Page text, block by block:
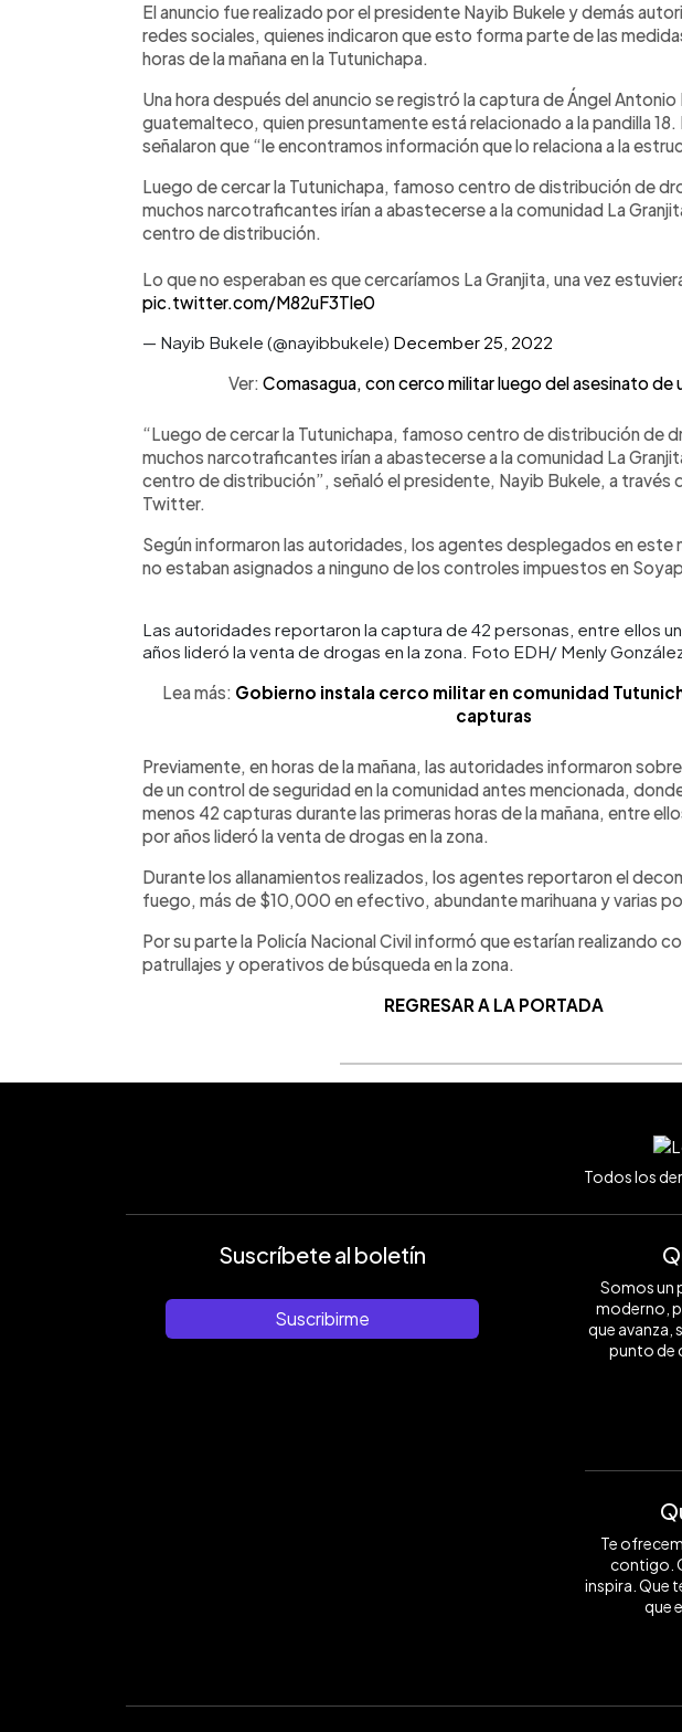
El anuncio fue realizado por el presidente Nayib Bukele y demás
redes sociales, quienes indicaron que esto forma parte de las
horas de la mañana en la Tutunichapa.
Una hora después del anuncio se registró la captura de Ángel
guatemalteco, quien presuntamente está relacionado a la pandilla
señalaron que “le encontramos información que lo relaciona a la
Luego de cercar la Tutunichapa, famoso centro de distribución de
muchos narcotraficantes irían a abastecerse a la comunidad La
centro de distribución.
Lo que no esperaban es que cercaríamos La Granjita, una vez
pic.twitter.com/M82uF3Tle0
— Nayib Bukele (@nayibbukele) December 25, 2022
Ver: Comasagua, con cerco militar luego del asesinato de
“Luego de cercar la Tutunichapa, famoso centro de distribución de
muchos narcotraficantes irían a abastecerse a la comunidad La
centro de distribución”, señaló el presidente, Nayib Bukele, a través
Twitter.
Según informaron las autoridades, los agentes desplegados en este
no estaban asignados a ninguno de los controles impuestos en
Las autoridades reportaron la captura de 42 personas, entre ellos
años lideró la venta de drogas en la zona. Foto EDH/ Menly
Lea más: Gobierno instala cerco militar en comunidad
capturas
Previamente, en horas de la mañana, las autoridades informaron
de un control de seguridad en la comunidad antes mencionada,
menos 42 capturas durante las primeras horas de la mañana, entre
por años lideró la venta de drogas en la zona.
Durante los allanamientos realizados, los agentes reportaron el
fuego, más de $10,000 en efectivo, abundante marihuana y varias
Por su parte la Policía Nacional Civil informó que estarían realizando
patrullajes y operativos de búsqueda en la zona.
REGRESAR A LA PORTADA
Todos los
Suscríbete al boletín
Suscribirme
Somos un
moderno,
que avanza,
punto de
Te
contigo.
inspira. Que
que